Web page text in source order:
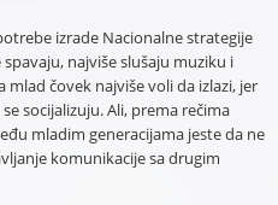
izrade Nacionalne strategije
najviše slušaju muziku i
čovek najviše voli da izlazi, jer
socijalizuju. Ali, prema rečima
mladim generacijama jeste da ne
komunikacije sa drugim